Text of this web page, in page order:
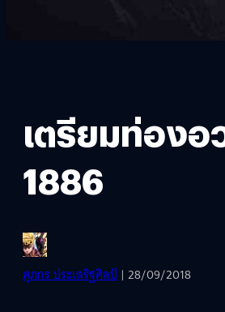
เตรียมท่องอ
1886
ศุภกร ประเสริฐศิลป์ | 28/09/2018